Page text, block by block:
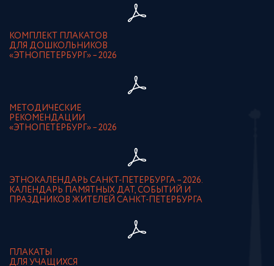
КОМПЛЕКТ ПЛАКАТОВ
ДЛЯ ДОШКОЛЬНИКОВ
«ЭТНОПЕТЕРБУРГ» – 2026
МЕТОДИЧЕСКИЕ
РЕКОМЕНДАЦИИ
«ЭТНОПЕТЕРБУРГ» – 2026
ЭТНОКАЛЕНДАРЬ САНКТ-ПЕТЕРБУРГА – 2026.
КАЛЕНДАРЬ ПАМЯТНЫХ ДАТ, СОБЫТИЙ И
ПРАЗДНИКОВ ЖИТЕЛЕЙ САНКТ-ПЕТЕРБУРГА
ПЛАКАТЫ
ДЛЯ УЧАЩИХСЯ